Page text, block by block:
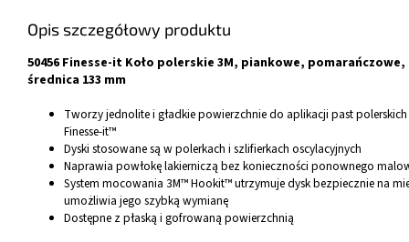
Opis szczegółowy produktu
50456 Finesse-it Koło polerskie 3M, piankowe, pomarańczowe,
średnica 133 mm
Tworzy jednolite i gładkie powierzchnie do aplikacji past
Finesse-it™
Dyski stosowane są w polerkach i szlifierkach oscylacyjnych
Naprawia powłokę lakierniczą bez konieczności ponownego
System mocowania 3M™ Hookit™ utrzymuje dysk bezpiecznie na
umożliwia jego szybką wymianę
Dostępne z płaską i gofrowaną powierzchnią